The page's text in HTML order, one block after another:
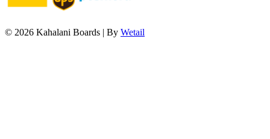
© 2026 Kahalani Boards | By Wetail